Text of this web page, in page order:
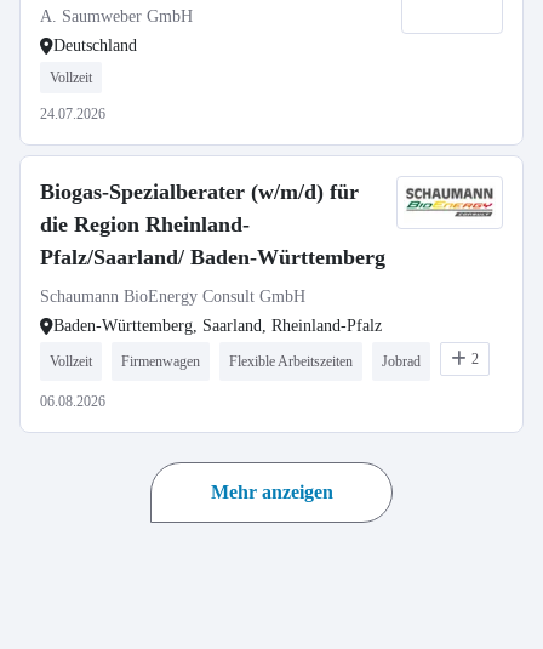
A. Saumweber GmbH
Deutschland
Vollzeit
24.07.2026
Biogas-Spezialberater (w/m/d) für
die Region Rheinland-
Pfalz/Saarland/ Baden-Württemberg
Schaumann BioEnergy Consult GmbH
Baden-Württemberg, Saarland, Rheinland-Pfalz
Vollzeit Firmenwagen Flexible Arbeitszeiten Jobrad 2
06.08.2026
Mehr anzeigen